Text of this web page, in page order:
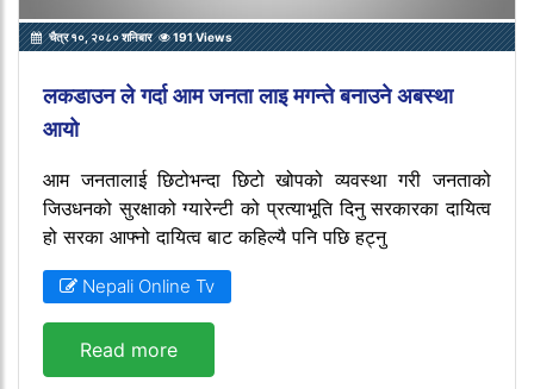
चैत्र १०, २०८० शनिबार 191 Views
लकडाउन ले गर्दा आम जनता लाइ मगन्ते बनाउने अबस्था
आयो
आम जनतालाई छिटोभन्दा छिटो खोपको व्यवस्था गरी जनताको
जिउधनको सुरक्षाको ग्यारेन्टी को प्रत्याभूति दिनु सरकारका दायित्व
हो सरका आफ्नो दायित्व बाट कहिल्यै पनि पछि हट्नु
Nepali Online Tv
Read more